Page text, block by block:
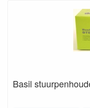
Basil